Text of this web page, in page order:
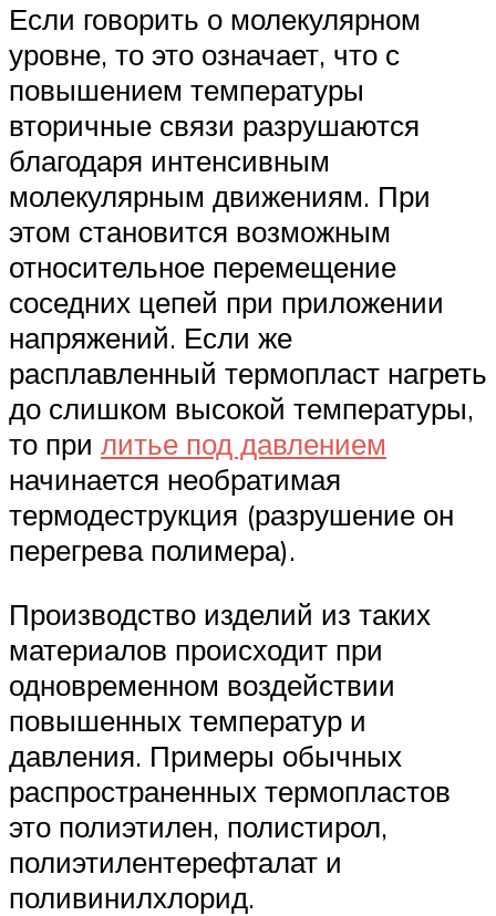
Если говорить о молекулярном
уровне, то это означает, что с
повышением температуры
вторичные связи разрушаются
благодаря интенсивным
молекулярным движениям. При
этом становится возможным
относительное перемещение
соседних цепей при приложении
напряжений. Если же
расплавленный термопласт нагреть
до слишком высокой температуры,
то при литье под давлением
начинается необратимая
термодеструкция (разрушение он
перегрева полимера).
Производство изделий из таких
материалов происходит при
одновременном воздействии
повышенных температур и
давления. Примеры обычных
распространенных термопластов
это полиэтилен, полистирол,
полиэтилентерефталат и
поливинилхлорид.